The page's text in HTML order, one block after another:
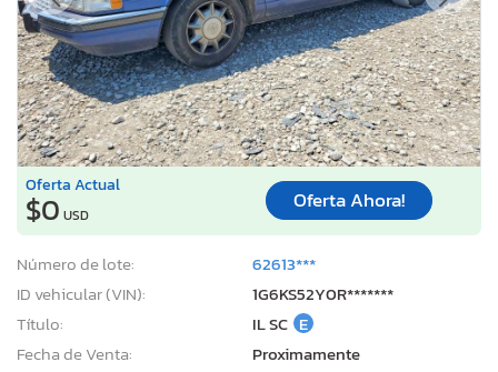
Oferta Actual
$0 USD
Oferta Ahora!
Número de lote:
62613***
ID vehicular (VIN):
1G6KS52Y0R*******
Título:
IL SC E
Fecha de Venta:
Proximamente